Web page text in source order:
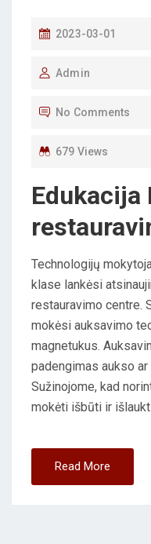
P
S
N
2023-03-01
Admin
No Comments
679 Views
Edukacija
Technologijų
klase lankėsi
restauravimo centre.
mokėsi auksavimo
magnetukus.
padengimas aukso
Sužinojome, kad
mokėti išbūti ir
Read More